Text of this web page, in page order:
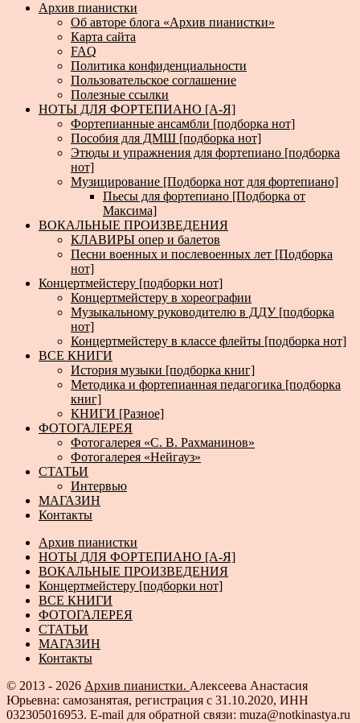
Архив пианистки
Об авторе блога «Архив пианистки»
Карта сайта
FAQ
Политика конфиденциальности
Пользовательское соглашение
Полезные ссылки
НОТЫ ДЛЯ ФОРТЕПИАНО [А-Я]
Фортепианные ансамбли [подборка нот]
Пособия для ДМШ [подборка нот]
Этюды и упражнения для фортепиано [подборка
нот]
Музицирование [Подборка нот для фортепиано]
Пьесы для фортепиано [Подборка от
Максима]
ВОКАЛЬНЫЕ ПРОИЗВЕДЕНИЯ
КЛАВИРЫ опер и балетов
Песни военных и послевоенных лет [Подборка
нот]
Концертмейстеру [подборки нот]
Концертмейстеру в хореографии
Музыкальному руководителю в ДДУ [подборка
нот]
Концертмейстеру в классе флейты [подборка нот]
ВСЕ КНИГИ
История музыки [подборка книг]
Методика и фортепианная педагогика [подборка
книг]
КНИГИ [Разное]
ФОТОГАЛЕРЕЯ
Фотогалерея «С. В. Рахманинов»
Фотогалерея «Нейгауз»
СТАТЬИ
Интервью
МАГАЗИН
Контакты
Архив пианистки
НОТЫ ДЛЯ ФОРТЕПИАНО [А-Я]
ВОКАЛЬНЫЕ ПРОИЗВЕДЕНИЯ
Концертмейстеру [подборки нот]
ВСЕ КНИГИ
ФОТОГАЛЕРЕЯ
СТАТЬИ
МАГАЗИН
Контакты
© 2013 - 2026 Архив пианистки. Алексеева Анастасия
Юрьевна: самозанятая, регистрация с 31.10.2020, ИНН
032305016953. E-mail для обратной связи: muza@notkinastya.ru